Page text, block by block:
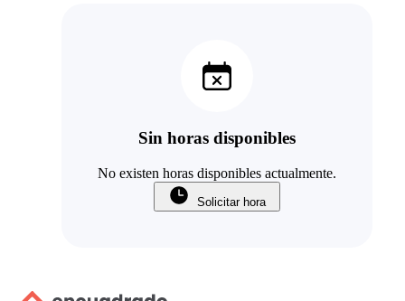
Sin horas disponibles
No existen horas disponibles actualmente.
Solicitar hora